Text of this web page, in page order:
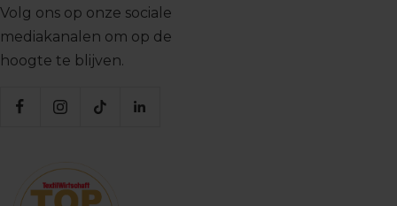
Volg ons op onze sociale
mediakanalen om op de
hoogte te blijven.